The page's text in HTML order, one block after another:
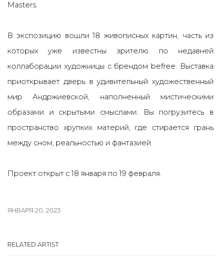
Masters.
В экспозицию вошли 18 живописных картин, часть из
которых уже известны зрителю по недавней
коллаборации художницы с брендом befree. Выставка
приоткрывает дверь в удивительный художественный
мир Андржиевской, наполненный мистическими
образами и скрытыми смыслами. Вы погрузитесь в
пространство хрупких материй, где стирается грань
между сном, реальностью и фантазией.
Проект открыт с 18 января по 19 февраля.
ЯНВАРЯ 20, 2023
RELATED ARTIST